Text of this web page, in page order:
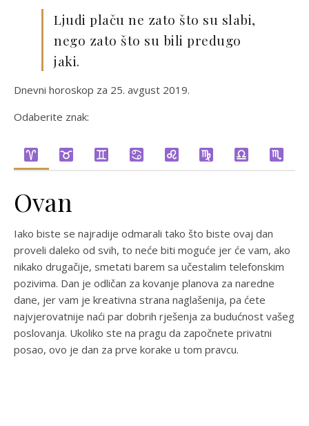
Ljudi plaču ne zato što su slabi,
nego zato što su bili predugo
jaki.
Dnevni horoskop za 25. avgust 2019.
Odaberite znak:
Ovan
Iako biste se najradije odmarali tako što biste ovaj dan
proveli daleko od svih, to neće biti moguće jer će vam, ako
nikako drugačije, smetati barem sa učestalim telefonskim
pozivima. Dan je odličan za kovanje planova za naredne
dane, jer vam je kreativna strana naglašenija, pa ćete
najvjerovatnije naći par dobrih rješenja za budućnost vašeg
poslovanja. Ukoliko ste na pragu da započnete privatni
posao, ovo je dan za prve korake u tom pravcu.